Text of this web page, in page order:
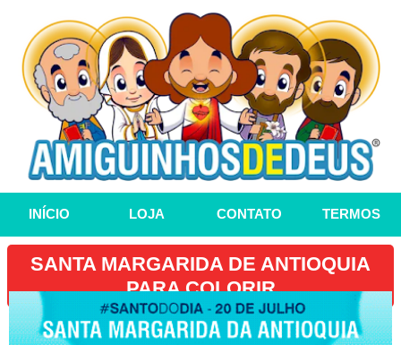
INÍCIO LOJA CONTATO TERMOS
SANTA MARGARIDA DE ANTIOQUIA
PARA COLORIR